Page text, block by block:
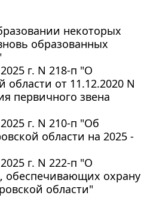
некоторых
образованных
г. N 218-п "О
от 11.12.2020 N
первичного звена
г. N 210-п "Об
области на 2025 -
г. N 222-п "О
обеспечивающих охрану
области"